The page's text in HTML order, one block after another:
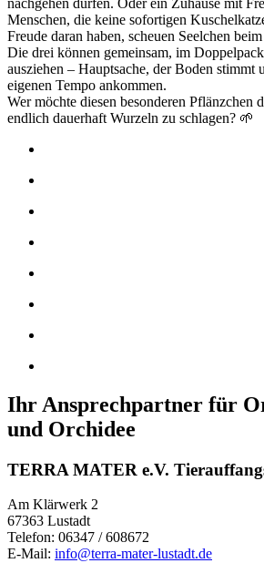
Menschen, die keine sofortigen
Freude daran haben, scheuen Seelchen
Die drei können gemeinsam, im
ausziehen – Hauptsache, der Boden stimmt
eigenen Tempo ankommen.
Wer möchte diesen besonderen Pflänzchen
endlich dauerhaft Wurzeln zu schlagen? 🌱
Ihr Ansprechpartner für
und Orchidee
TERRA MATER e.V.
Am Klärwerk 2
67363 Lustadt
Telefon: 06347 / 608672
E-Mail: info@terra-mater-lustadt.de